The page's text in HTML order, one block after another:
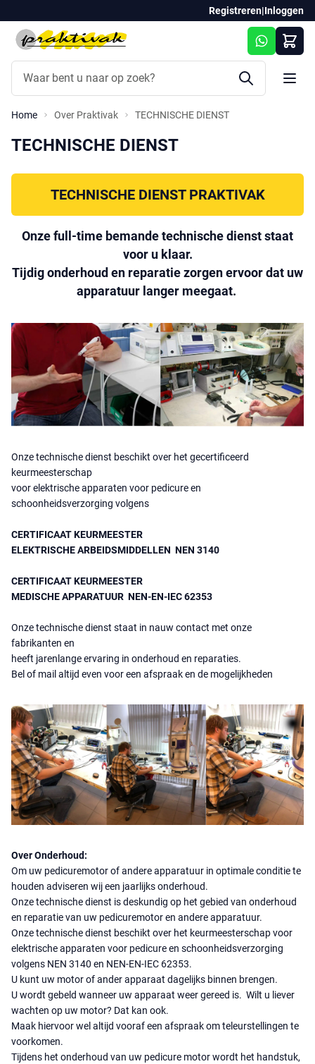
Registreren|Inloggen
Ga naar de inhoud
Home Over Praktivak TECHNISCHE DIENST
TECHNISCHE DIENST
TECHNISCHE DIENST PRAKTIVAK
Onze full-time bemande technische dienst staat
voor u klaar.
Tijdig onderhoud en reparatie zorgen ervoor dat uw
apparatuur langer meegaat.
Onze technische dienst beschikt over het gecertificeerd
keurmeesterschap
voor elektrische apparaten voor pedicure en
schoonheidsverzorging volgens
CERTIFICAAT KEURMEESTER
ELEKTRISCHE ARBEIDSMIDDELLEN NEN 3140
CERTIFICAAT KEURMEESTER
MEDISCHE APPARATUUR NEN-EN-IEC 62353
Onze technische dienst staat in nauw contact met onze
fabrikanten en
heeft jarenlange ervaring in onderhoud en reparaties.
Bel of mail altijd even voor een afspraak en de mogelijkheden
Over Onderhoud:
Om uw pedicuremotor of andere apparatuur in optimale conditie te
houden adviseren wij een jaarlijks onderhoud.
Onze technische dienst is deskundig op het gebied van onderhoud
en reparatie van uw pedicuremotor en andere apparatuur.
Onze technische dienst beschikt over het keurmeesterschap voor
elektrische apparaten voor pedicure en schoonheidsverzorging
volgens NEN 3140 en NEN-EN-IEC 62353.
U kunt uw motor of ander apparaat dagelijks binnen brengen.
U wordt gebeld wanneer uw apparaat weer gereed is. Wilt u liever
wachten op uw motor? Dat kan ook.
Maak hiervoor wel altijd vooraf een afspraak om teleurstellingen te
voorkomen.
Tijdens het onderhoud van uw pedicure motor wordt het handstuk,